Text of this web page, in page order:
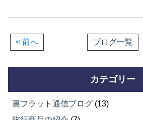
< 前へ ブログ一覧
カテゴリー
裏フラット通信ブログ (13)